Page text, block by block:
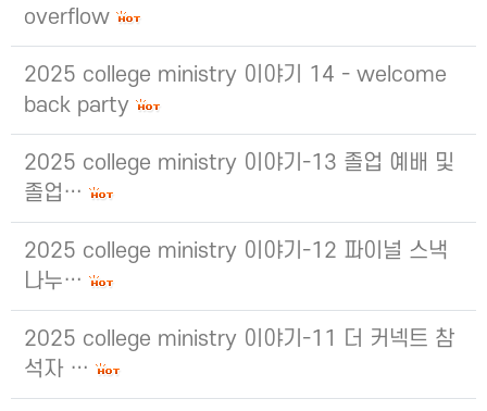
overflow
2025 college ministry 이야기 14 - welcome
back party
2025 college ministry 이야기-13 졸업 예배 및
졸업…
2025 college ministry 이야기-12 파이널 스낵
나누…
2025 college ministry 이야기-11 더 커넥트 참
석자 …